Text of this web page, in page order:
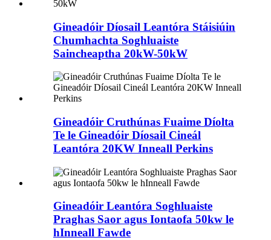
Gineadóir Díosail Leantóra Stáisiúin
Chumhachta Soghluaiste
Saincheaptha 20kW-50kW
Gineadóir Cruthúnas Fuaime Díolta
Te le Gineadóir Díosail Cineál
Leantóra 20KW Inneall Perkins
Gineadóir Leantóra Soghluaiste
Praghas Saor agus Iontaofa 50kw le
hInneall Fawde